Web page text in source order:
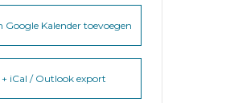
Google Kalender toevoegen
+ iCal / Outlook export